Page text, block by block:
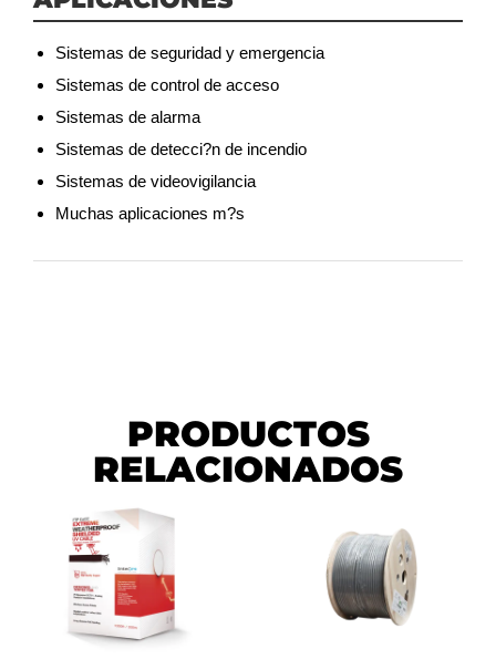
Sistemas de seguridad y emergencia
Sistemas de control de acceso
Sistemas de alarma
Sistemas de detecci?n de incendio
Sistemas de videovigilancia
Muchas aplicaciones m?s
PRODUCTOS
RELACIONADOS